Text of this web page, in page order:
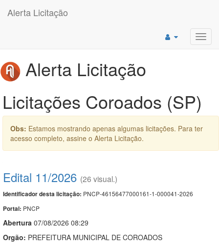
Alerta Licitação
Alerta Licitação
Licitações Coroados (SP)
Obs: Estamos mostrando apenas algumas licitações. Para ter
acesso completo, assine o Alerta Licitação.
Edital 11/2026 (26 visual.)
Identificador desta licitação: PNCP-46156477000161-1-000041-2026
Portal: PNCP
Abertura 07/08/2026 08:29
Orgão: PREFEITURA MUNICIPAL DE COROADOS